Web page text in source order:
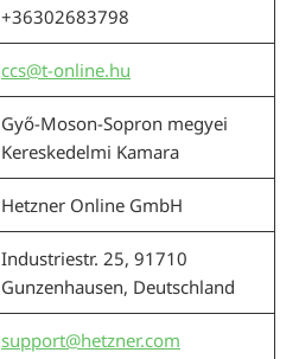
+36302683798
ccs@t-online.hu
Győ-Moson-Sopron megyei
Kereskedelmi Kamara
Hetzner Online GmbH
Industriestr. 25, 91710
Gunzenhausen, Deutschland
support@hetzner.com